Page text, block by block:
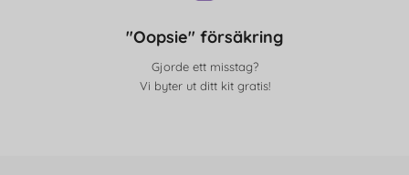
"Oopsie" försäkring
Gjorde ett misstag?
Vi byter ut ditt kit gratis!